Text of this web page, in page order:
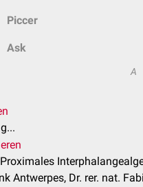
Piccer
Ask
A
Antwerpes, Dr. rer. nat.